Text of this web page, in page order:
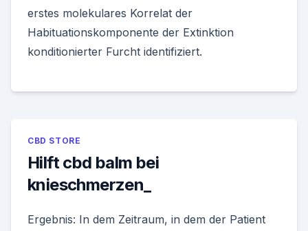
erstes molekulares Korrelat der
Habituationskomponente der Extinktion
konditionierter Furcht identifiziert.
CBD STORE
Hilft cbd balm bei
knieschmerzen_
Ergebnis: In dem Zeitraum, in dem der Patient